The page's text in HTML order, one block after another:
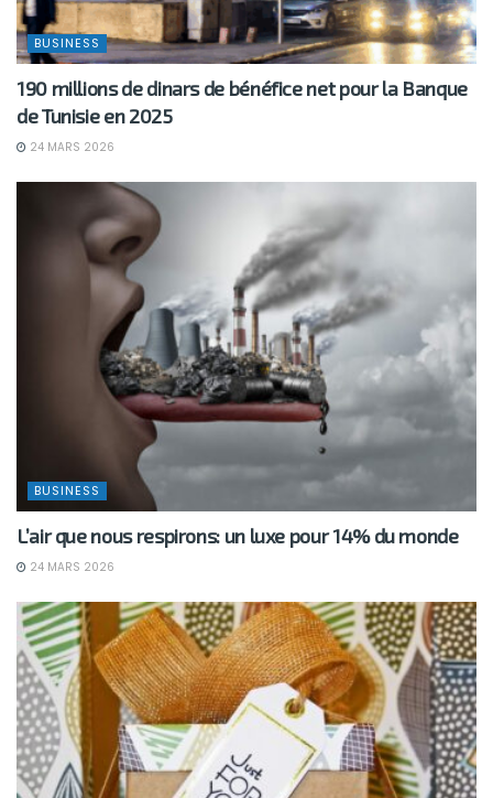
BUSINESS
190 millions de dinars de bénéfice net pour la Banque
de Tunisie en 2025
24 MARS 2026
BUSINESS
L’air que nous respirons: un luxe pour 14% du monde
24 MARS 2026